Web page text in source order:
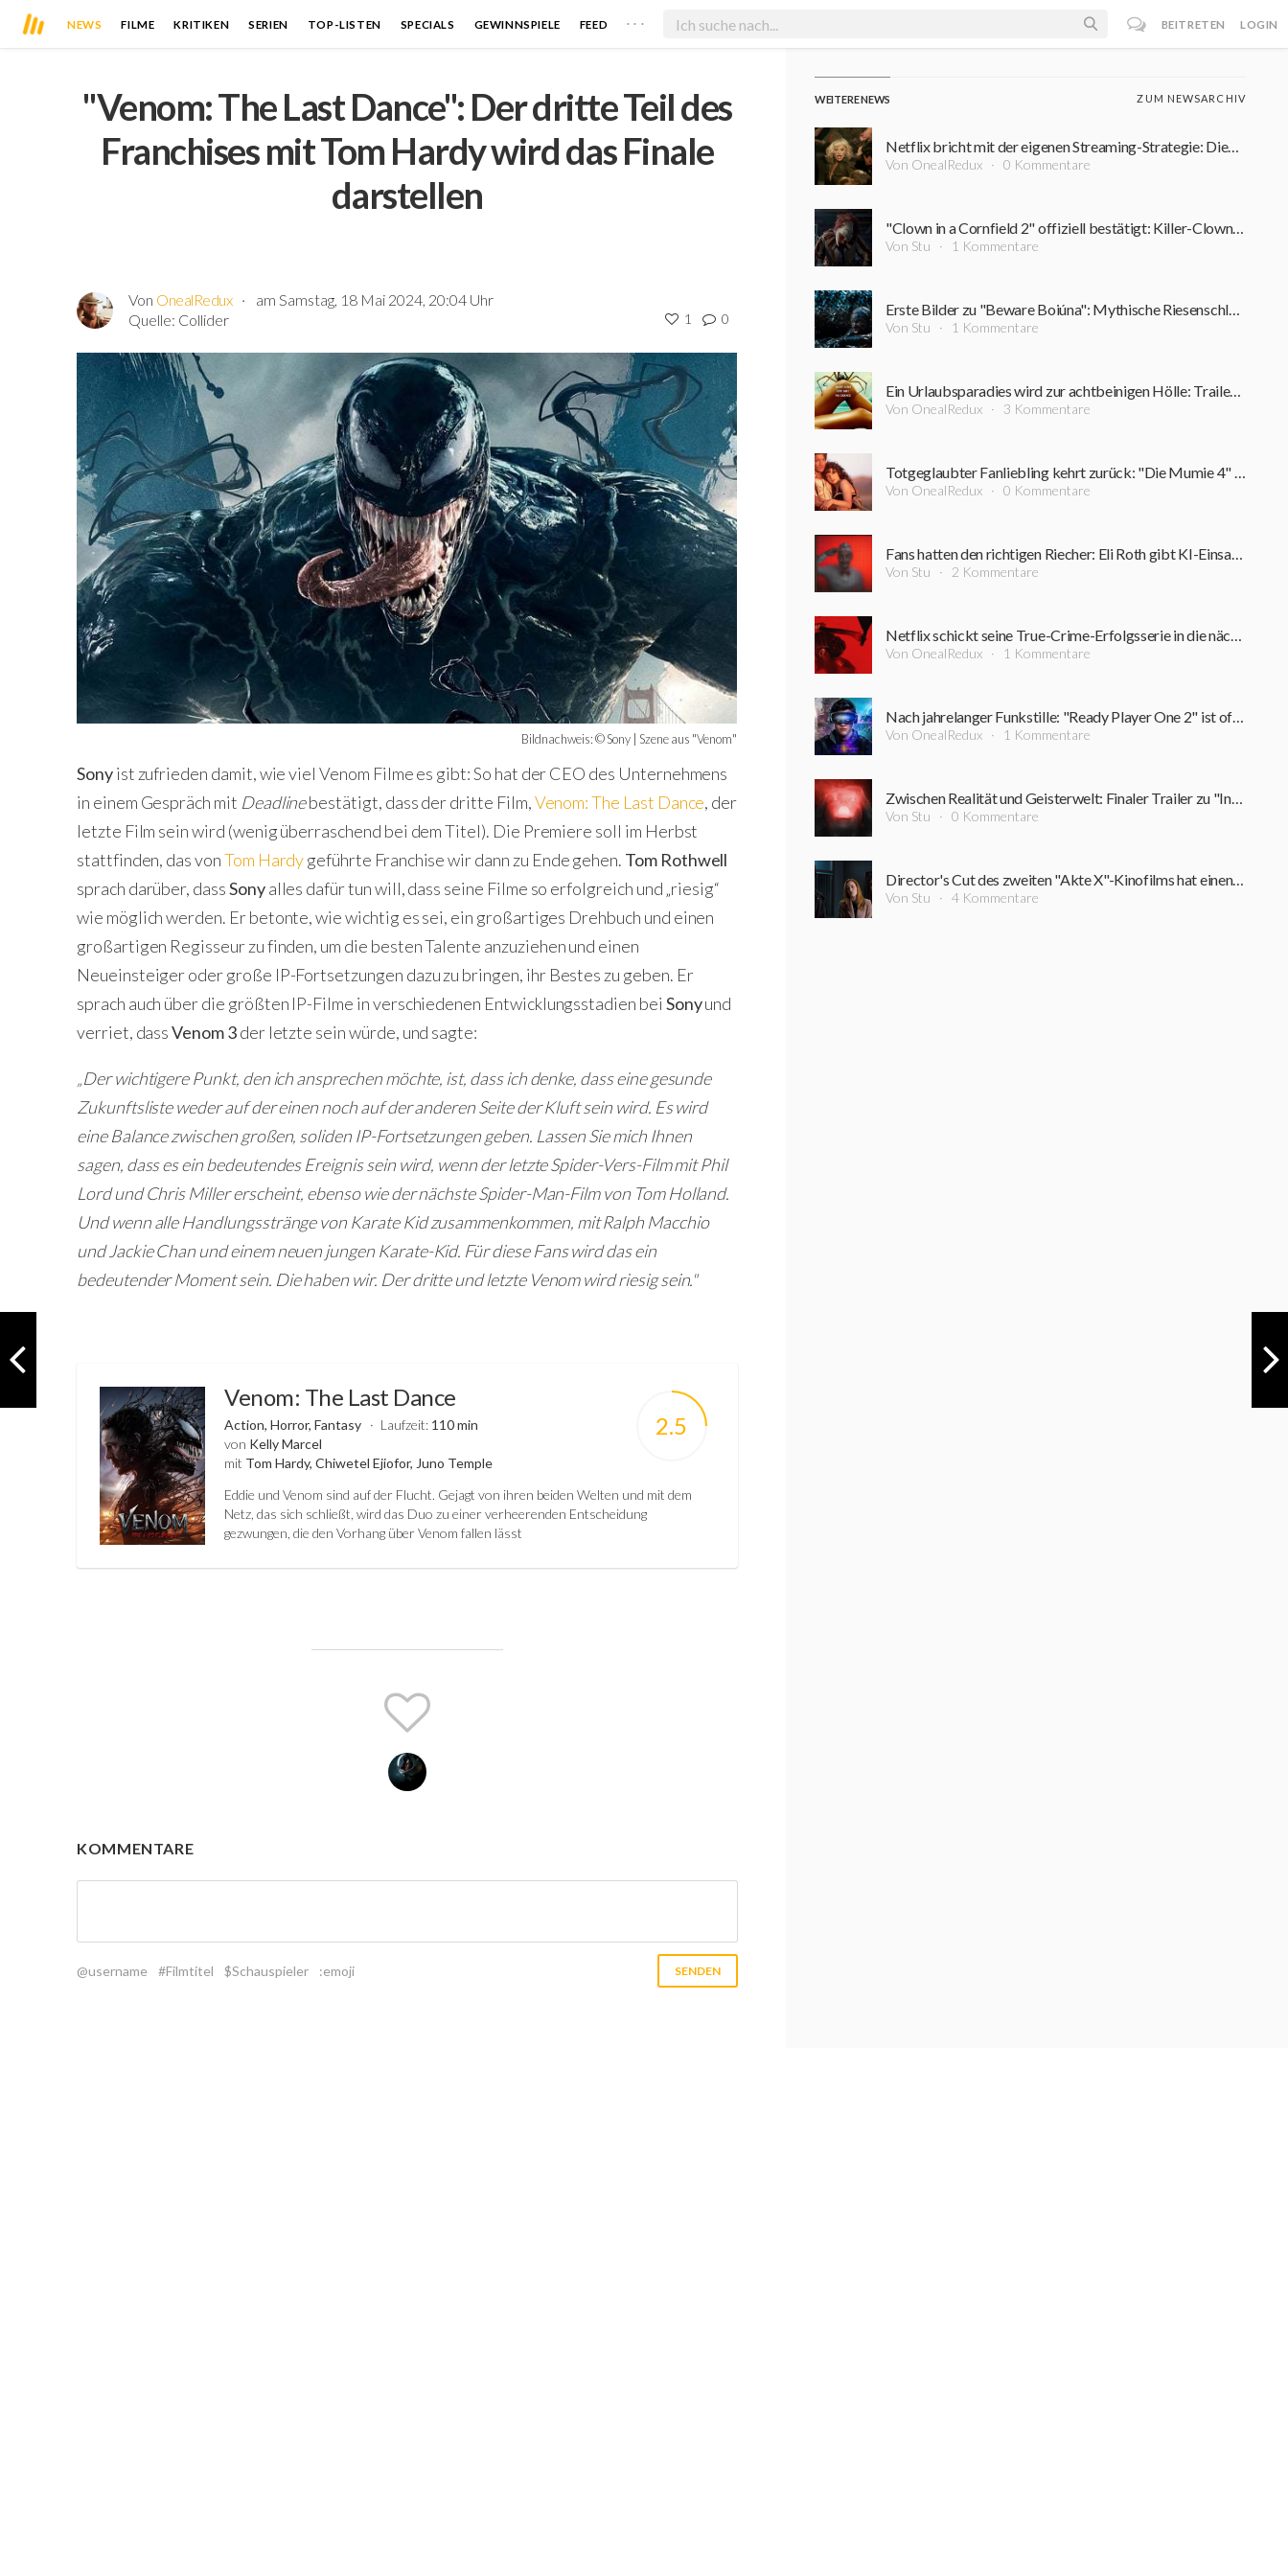
NEWS FILME KRITIKEN SERIEN TOP-LISTEN SPECIALS GEWINNSPIELE FEED . . . BEITRETEN LOGIN
"Venom: The Last Dance": Der dritte Teil des
Franchises mit Tom Hardy wird das Finale
darstellen
Von OnealRedux
am Samstag, 18 Mai 2024, 20:04 Uhr
Quelle: Collider 1 0
Bildnachweis: © Sony | Szene aus "Venom"
Sonyist zufrieden damit, wie viel Venom Filme es gibt: So hat der CEO des Unternehmens
in einem Gespräch mit Deadlinebestätigt, dass der dritte Film,Venom: The Last Dance, der
letzte Film sein wird (wenig überraschend bei dem Titel). Die Premiere soll im Herbst
stattfinden, das vonTom Hardygeführte Franchise wir dann zu Ende gehen. Tom Rothwell
sprach darüber, dassSonyalles dafür tun will, dass seine Filme so erfolgreich und „riesig“
wie möglich werden. Er betonte, wie wichtig es sei, ein großartiges Drehbuch und einen
großartigen Regisseur zu finden, um die besten Talente anzuziehen und einen
Neueinsteiger oder große IP-Fortsetzungen dazu zu bringen, ihr Bestes zu geben. Er
sprach auch über die größten IP-Filme in verschiedenen Entwicklungsstadien bei Sonyund
verriet, dassVenom 3der letzte sein würde, und sagte:
„Der wichtigere Punkt, den ich ansprechen möchte, ist, dass ich denke, dass eine gesunde
Zukunftsliste weder auf der einen noch auf der anderen Seite der Kluft sein wird. Es wird
eine Balance zwischen großen, soliden IP-Fortsetzungen geben. Lassen Sie mich Ihnen
sagen, dass es ein bedeutendes Ereignis sein wird, wenn der letzte Spider-Vers-Film mit Phil
Lord und Chris Miller erscheint, ebenso wie der nächste Spider-Man-Film von Tom Holland.
Und wenn alle Handlungsstränge von Karate Kid zusammenkommen, mit Ralph Macchio
und Jackie Chan und einem neuen jungen Karate-Kid. Für diese Fans wird das ein
bedeutender Moment sein. Die haben wir. Der dritte und letzte Venom wird riesig sein."
2.5
Venom: The Last Dance
Action, Horror, Fantasy Laufzeit: 110 min
von Kelly Marcel
mit Tom Hardy, Chiwetel Ejiofor, Juno Temple
Eddie und Venom sind auf der Flucht. Gejagt von ihren beiden Welten und mit dem
Netz, das sich schließt, wird das Duo zu einer verheerenden Entscheidung
gezwungen, die den Vorhang über Venom fallen lässt
KOMMENTARE
@username #Filmtitel $Schauspieler :emoji
WEITERE NEWS ZUM NEWSARCHIV
Netflix bricht mit der eigenen Streaming-Strategie: Dieser Film bleibt rekordverdächtig lange im Kino
Von OnealRedux 0 Kommentare
"Clown in a Cornfield 2" offiziell bestätigt: Killer-Clown kehrt zurück
Von Stu 1 Kommentare
Erste Bilder zu "Beware Boiúna": Mythische Riesenschlange macht den Amazonas zum Albtraum
Von Stu 1 Kommentare
Ein Urlaubsparadies wird zur achtbeinigen Hölle: Trailer zum neuen Horrorfilm vom "Triangle"-Regisseur
Von OnealRedux 3 Kommentare
Totgeglaubter Fanliebling kehrt zurück: "Die Mumie 4" holt weitere Stars der Originalfilme an Bord
Von OnealRedux 0 Kommentare
Fans hatten den richtigen Riecher: Eli Roth gibt KI-Einsatz in seinem neuen Horrorfilm zu
Von Stu 2 Kommentare
Netflix schickt seine True-Crime-Erfolgsserie in die nächste Runde: Starttermin für "Monster" Staffel 4 steht fest
Von OnealRedux 1 Kommentare
Nach jahrelanger Funkstille: "Ready Player One 2" ist offenbar wieder in Arbeit
Von OnealRedux 1 Kommentare
Zwischen Realität und Geisterwelt: Finaler Trailer zu "Insidious 6: Out Of The Further" ist da
Von Stu 0 Kommentare
Director's Cut des zweiten "Akte X"-Kinofilms hat einen Trailer sowie Startdatum erhalten
Von Stu 4 Kommentare